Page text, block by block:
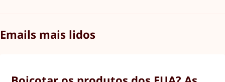
Emails mais lidos